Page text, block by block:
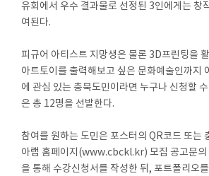
유회에서 우수 결과물로 선정된 3인에게는 창
여된다.
피규어 아티스트 지망생은 물론 3D프린팅을
아트토이를 출력해보고 싶은 문화예술인까지
에 관심 있는 충북도민이라면 누구나 신청할
은 총 12명을 선발한다.
참여를 원하는 도민은 포스터의 QR코드 또는
아랩 홈페이지(www.cbckl.kr) 모집 공고문의
을 통해 수강신청서를 작성한 뒤, 포트폴리오